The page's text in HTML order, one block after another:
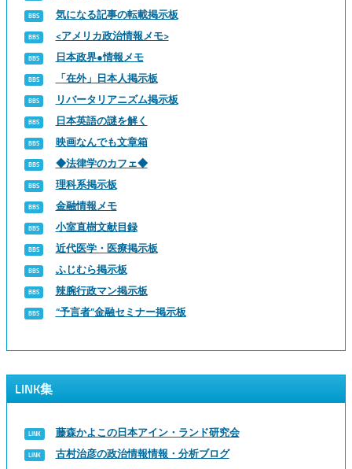
気になる記事の転載掲示板
<アメリカ政治情報メモ>
日本政界●情報メモ
「在外」日本人掲示板
リバータリアニズム掲示板
日本英語の謎を解く
映画なんでも文章箱
◆法律学のカフェ◆
理科系掲示板
金融情報メモ
小室直樹文献目録
近代医学・医療掲示板
ふじむら掲示板
辣腕行政マン掲示板
“予言者”金融セミナー掲示板
LINK集
藤森かよこの日本アイン・ランド研究会
古村治彦の政治情報情報・分析ブログ